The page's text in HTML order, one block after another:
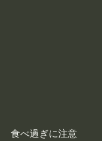
食べ過ぎに注意